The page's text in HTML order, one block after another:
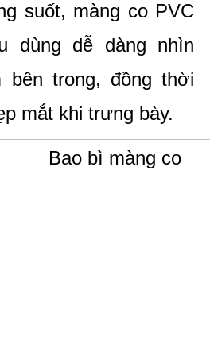
suốt, màng co PVC
dùng dễ dàng nhìn
bên trong, đồng thời
mắt khi trưng bày.